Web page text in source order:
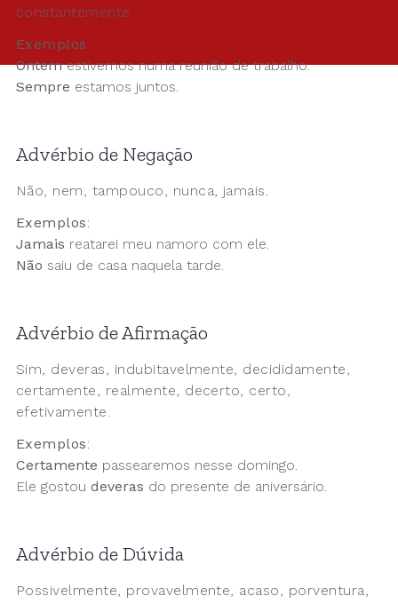
constantemente.
Exemplos:
Ontemestivemos numa reunião de trabalho.
Sempre estamos juntos.
Advérbio de Negação
Não, nem, tampouco, nunca, jamais.
Exemplos:
Jamais reatarei meu namoro com ele.
Não saiu de casa naquela tarde.
Advérbio de Afirmação
Sim, deveras, indubitavelmente, decididamente,
certamente, realmente, decerto, certo,
efetivamente.
Exemplos:
Certamente passearemos nesse domingo.
Ele gostou deveras do presente de aniversário.
Advérbio de Dúvida
Possivelmente, provavelmente, acaso, porventura,